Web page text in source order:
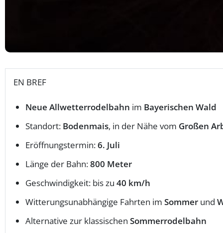
EN BREF
Neue Allwetterrodelbahn im Bayerischen Wald
Standort: Bodenmais, in der Nähe vom Großen
Eröffnungstermin:6. Juli
Länge der Bahn:800 Meter
Geschwindigkeit: bis zu 40 km/h
Witterungsunabhängige Fahrten im Sommer und
Alternative zur klassischen Sommerrodelbahn